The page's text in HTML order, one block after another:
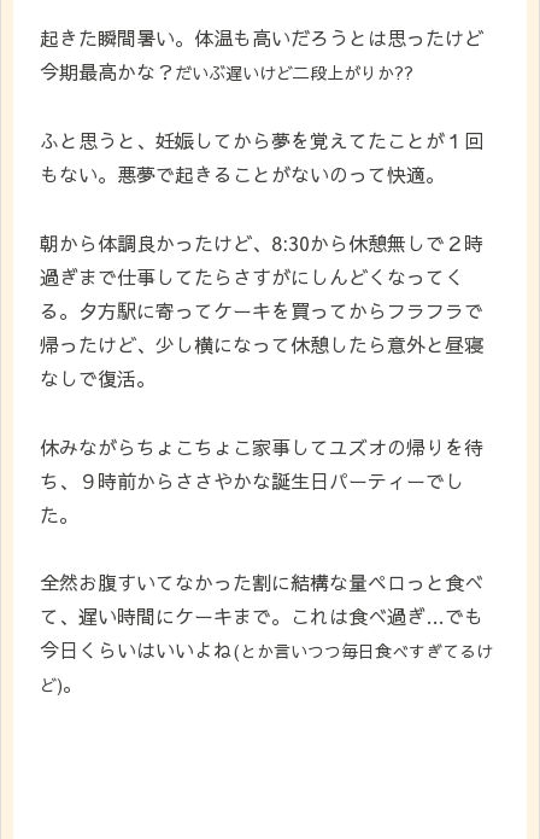
起きた瞬間暑い。体温も高いだろうとは思ったけど
今期最高かな？ だいぶ遅いけど二段上がりか??
ふと思うと、妊娠してから夢を覚えてたことが１回
もない。悪夢で起きることがないのって快適。
朝から体調良かったけど、8:30から休憩無しで２時
過ぎまで仕事してたらさすがにしんどくなってく
る。夕方駅に寄ってケーキを買ってからフラフラで
帰ったけど、少し横になって休憩したら意外と昼寝
なしで復活。
休みながらちょこちょこ家事してユズオの帰りを待
ち、９時前からささやかな誕生日パーティーでし
た。
全然お腹すいてなかった割に結構な量ペロっと食べ
て、遅い時間にケーキまで。これは食べ過ぎ…でも
今日くらいはいいよね(とか言いつつ毎日食べすぎてるけ
ど)。